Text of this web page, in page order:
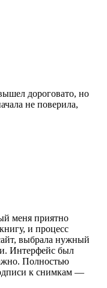
дороговато, но
не поверила,
меня приятно
и процесс
выбрала нужный
Интерфейс был
Полностью
к снимкам —